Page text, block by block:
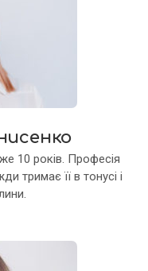
10 років. Професія
тримає її в тонусі і